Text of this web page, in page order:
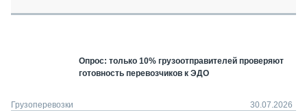
СТАТЬИ ПО КАТЕГОРИЯМ ТЕХНИКИ
Опрос: только 10% грузоотправителей проверяют
готовность перевозчиков к ЭДО
Грузоперевозки 30.07.2026